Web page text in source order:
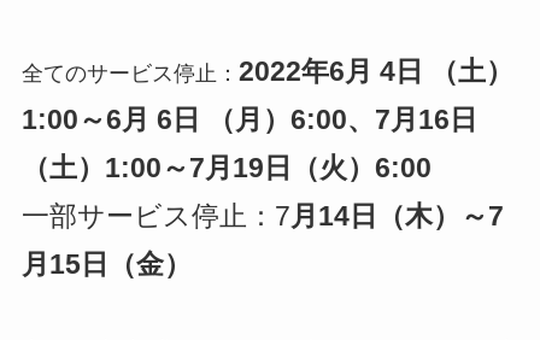
全てのサービス停止： 2022年6月 4日 （土）
1:00～6月 6日 （月）6:00、7月16日
（土）1:00～7月19日（火）6:00
一部サービス停止：7月14日（木）～7
月15日（金）